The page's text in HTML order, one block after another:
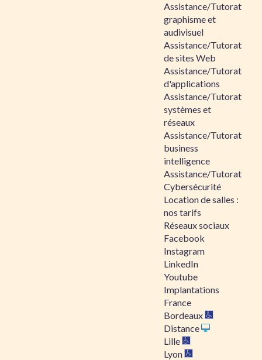
Assistance/Tutorat
graphisme et
audivisuel
Assistance/Tutorat
de sites Web
Assistance/Tutorat
d'applications
Assistance/Tutorat
systèmes et
réseaux
Assistance/Tutorat
business
intelligence
Assistance/Tutorat
Cybersécurité
Location de salles :
nos tarifs
Réseaux sociaux
Facebook
Instagram
LinkedIn
Youtube
Implantations
France
Bordeaux
Distance
Lille
Lyon